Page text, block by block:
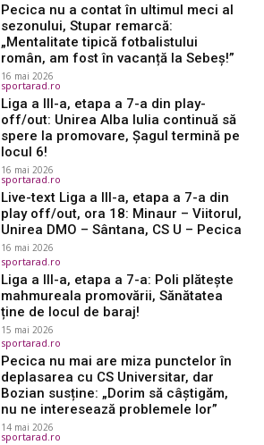
Pecica nu a contat în ultimul meci al
sezonului, Stupar remarcă:
„Mentalitate tipică fotbalistului
român, am fost în vacanță la Sebeș!”
16 mai 2026
sportarad.ro
Liga a III-a, etapa a 7-a din play-
off/out: Unirea Alba Iulia continuă să
spere la promovare, Șagul termină pe
locul 6!
16 mai 2026
sportarad.ro
Live-text Liga a III-a, etapa a 7-a din
play off/out, ora 18: Minaur – Viitorul,
Unirea DMO – Sântana, CS U – Pecica
16 mai 2026
sportarad.ro
Liga a III-a, etapa a 7-a: Poli plătește
mahmureala promovării, Sănătatea
ține de locul de baraj!
15 mai 2026
sportarad.ro
Pecica nu mai are miza punctelor în
deplasarea cu CS Universitar, dar
Bozian susține: „Dorim să câștigăm,
nu ne interesează problemele lor”
14 mai 2026
sportarad.ro